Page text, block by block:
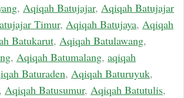
, Aqiqah Batujajar, Aqiqah Batujajar
Timur, Aqiqah Batujaya, Aqiqah
Batukarut, Aqiqah Batulawang,
, Aqiqah Batumalang, aqiqah
Baturaden, Aqiqah Baturuyuk,
, Aqiqah Batusumur, Aqiqah Batutulis,